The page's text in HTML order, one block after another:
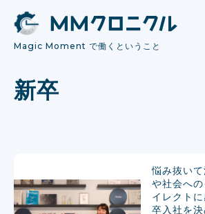
Magic Moment で働くということ
新卒
悩み抜い
や社会へ
イレクト
卒入社を